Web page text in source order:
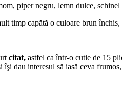
piper negru, lemn dulce,
timp capătă o culoare brun
citat, astfel ca într-o cutie de 15
dau interesul să iasă ceva